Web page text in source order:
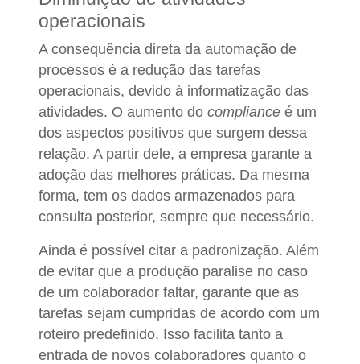
operacionais
A consequência direta da automação de
processos é a redução das tarefas
operacionais, devido à informatização das
atividades. O aumento do compliance é um
dos aspectos positivos que surgem dessa
relação. A partir dele, a empresa garante a
adoção das melhores práticas. Da mesma
forma, tem os dados armazenados para
consulta posterior, sempre que necessário.
Ainda é possível citar a padronização. Além
de evitar que a produção paralise no caso
de um colaborador faltar, garante que as
tarefas sejam cumpridas de acordo com um
roteiro predefinido. Isso facilita tanto a
entrada de novos colaboradores quanto o